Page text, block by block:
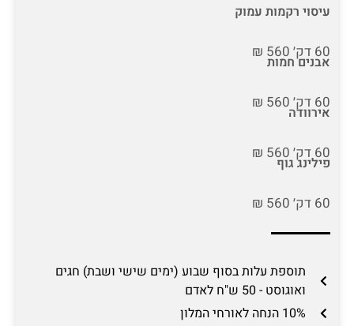
עיסוי רקמות עמוק
60 דק׳ 560 ₪
אבנים חמות
60 דק׳ 560 ₪
אירוודה
60 דק׳ 560 ₪
פילינג גוף
60 דק׳ 560 ₪
תוספת עלות בסוף שבוע (ימים שישי ושבת) חגים
ואוגוסט - 50 ש"ח לאדם
10% הנחה לאורחי המלון